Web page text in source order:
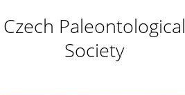
Czech Paleontological
Society